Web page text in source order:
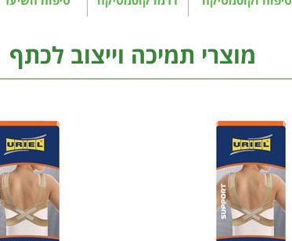
מוצרי תמיכה וייצוב לכתף